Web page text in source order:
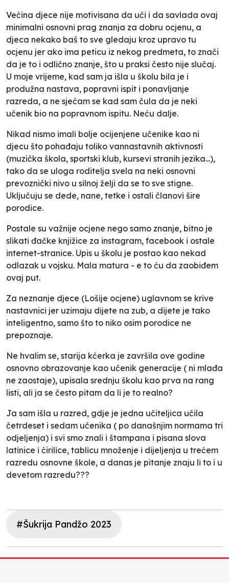
Većina djece nije motivisana da uči i da savlada ovaj
minimalni osnovni prag znanja za dobru ocjenu, a
djeca nekako baš to sve gledaju kroz upravo tu
ocjenu jer ako ima peticu iz nekog predmeta, to znači
da je to i odlično znanje, što u praksi često nije slučaj.
U moje vrijeme, kad sam ja išla u školu bila je i
produžna nastava, popravni ispit i ponavljanje
razreda, a ne sjećam se kad sam čula da je neki
učenik bio na popravnom ispitu. Neću dalje.
Nikad nismo imali bolje ocijenjene učenike kao ni
djecu što pohađaju toliko vannastavnih aktivnosti
(muzička škola, sportski klub, kursevi stranih jezika...),
tako da se uloga roditelja svela na neki osnovni
prevoznički nivo u silnoj želji da se to sve stigne.
Uključuju se dede, nane, tetke i ostali članovi šire
porodice.
Postale su važnije ocjene nego samo znanje, bitno je
slikati đačke knjižice za instagram, facebook i ostale
internet-stranice. Upis u školu je postao kao nekad
odlazak u vojsku. Mala matura - e to ću da zaobiđem
ovaj put.
Za neznanje djece (Lošije ocjene) uglavnom se krive
nastavnici jer uzimaju dijete na zub, a dijete je tako
inteligentno, samo što to niko osim porodice ne
prepoznaje.
Ne hvalim se, starija kćerka je završila ove godine
osnovno obrazovanje kao učenik generacije ( ni mlađa
ne zaostaje), upisala srednju školu kao prva na rang
listi, ali ja se često pitam da li je to realno?
Ja sam išla u razred, gdje je jedna učiteljica učila
četrdeset i sedam učenika ( po današnjim normama tri
odjeljenja) i svi smo znali i štampana i pisana slova
latinice i ćirilice, tablicu množenje i dijeljenja u trećem
razredu osnovne škole, a danas je pitanje znaju li to i u
devetom razredu???
#Šukrija Pandžo 2023